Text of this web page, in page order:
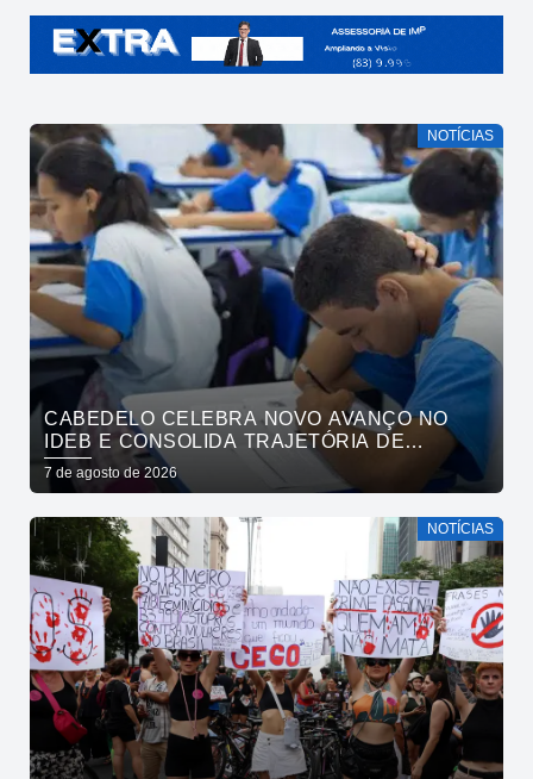
NOTÍCIAS
CABEDELO CELEBRA NOVO AVANÇO NO
IDEB E CONSOLIDA TRAJETÓRIA DE
CRESCIMENTO NA EDUCAÇÃO PÚBLICA
7 de agosto de 2026
NOTÍCIAS